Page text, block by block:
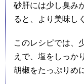
砂肝には少し臭み
ると、より美味し
このレシピでは、
えで、塩をしっか
胡椒をたっぷりめ